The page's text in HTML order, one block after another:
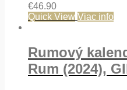
€46.90
Quick View Viac info
Rumový
Rum (2024),